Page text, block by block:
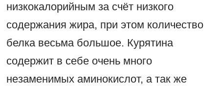
низкокалорийным за счёт низкого
содержания жира, при этом количество
белка весьма большое. Курятина
содержит в себе очень много
незаменимых аминокислот, а так же